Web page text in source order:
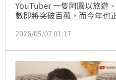
YouTuber 一隻阿圓以旅遊
數即將突破百萬，而今年也
選在這個重要時刻回到家鄉
日晚間上架。蔡維歆
2026/05/07 01:17